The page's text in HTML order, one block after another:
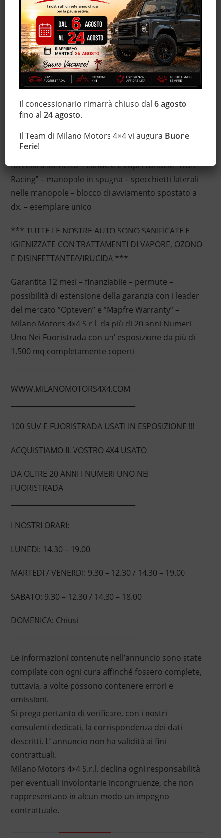
N.B. Prezzo senza finanziamento € 15.900,00
Triumph Scrambler 900 – Preparazione JVB-
Rumbler – 8.591 Km certificati, garantiti e
tagliandati – ammortizzatori posteriori ”Ohlins” –
plastiche complete JVB – fiancatine laterali
omologata ”Arrow” special parts Triumph – dischi
paramotore – manubrio ”LSL” – quadro srumenti
semplificato – gomme ”flat-track” Dunlop – copri
forcella a soffietto – candele e copri candele ”NGK
Racing” – manopole in spugna – specchietti laterali
nelle manopole – blocco di avviamento spostato a
dx. – esemplare unico
*** TUTTE LE NOSTRE AUTO SONO SANIFICATE E
IGIENIZZATE CON TRATTAMENTI DI VAPORE, OZONO
E DISINFETTANTE/VIRUCIDA ***
Garantita 12 mesi – finanziabile – permute –
possibilità di estensione della garanzia con i leader
del mercato ”Opteven” e ”Mapfre Warranty” –
Milano Motors 4×4 S.r.l. da più di 20 anni Numeri
Uno Nei Fuoristrada con un’ esposizione da più di
1.500 mq completamente coperti
WWW.MILANOMOTORS4X4.COM
100 SUV E FUORISTRADA USATI IN ESPOSIZIONE !!!
ACQUISTIAMO IL VOSTRO 4X4 USATO
DA OLTRE 20 ANNI I NUMERI UNO NEI
FUORISTRADA
I NOSTRI ORARI:
LUNEDI: 14.30 – 19.00
MARTEDI / VENERDI: 9.30 – 12.30 / 14.30 – 19.00
SABATO: 9.30 – 12.30 / 14.30 – 18.00
DOMENICA: Chiusi
Le informazioni contenute nell’annuncio sono state
compilate con ogni cura affinché fossero complete,
tuttavia, a volte possono contenere errori e
omissioni.
Si prega pertanto di verificare, con i nostri
consulenti dedicati, la corrispondenza dei dati
descritti. L’ annuncio non ha validità ai fini
contrattuali.
Milano Motors 4×4 S.r.l. declina ogni responsabilità
per eventuali involontarie incongruenze, che non
rappresentano in alcun modo un impegno
contrattuale.
Il concessionario rimarrà chiuso dal6 agosto
fino al24 agosto.
Il Team di Milano Motors 4×4 vi augura Buone
Ferie!